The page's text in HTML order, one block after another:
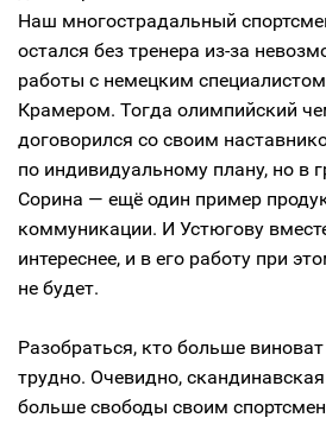
Наш многострадальный
остался без тренера из-за
работы с немецким
Крамером. Тогда олимпийский
договорился со своим
по индивидуальному плану, но в
Сорина — ещё один пример
коммуникации. И Устюгову
интереснее, и в его работу при
не будет.
Разобраться, кто больше
трудно. Очевидно,
больше свободы своим